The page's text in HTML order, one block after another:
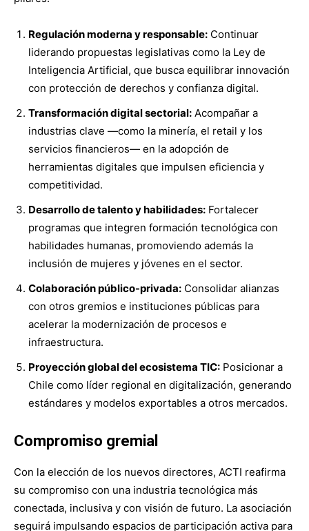
Regulación moderna y responsable: Continuar
liderando propuestas legislativas como la Ley de
Inteligencia Artificial, que busca equilibrar innovación
con protección de derechos y confianza digital.
Transformación digital sectorial: Acompañar a
industrias clave —como la minería, el retail y los
servicios financieros— en la adopción de
herramientas digitales que impulsen eficiencia y
competitividad.
Desarrollo de talento y habilidades: Fortalecer
programas que integren formación tecnológica con
habilidades humanas, promoviendo además la
inclusión de mujeres y jóvenes en el sector.
Colaboración público-privada: Consolidar alianzas
con otros gremios e instituciones públicas para
acelerar la modernización de procesos e
infraestructura.
Proyección global del ecosistema TIC: Posicionar a
Chile como líder regional en digitalización, generando
estándares y modelos exportables a otros mercados.
Compromiso gremial
Con la elección de los nuevos directores, ACTI reafirma
su compromiso con una industria tecnológica más
conectada, inclusiva y con visión de futuro. La asociación
seguirá impulsando espacios de participación activa para